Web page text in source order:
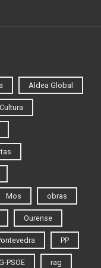
Aldea Global
Cultura
Mos obras
Ourense
PP
PSOE rag